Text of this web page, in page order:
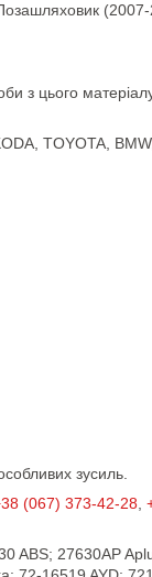
цього матеріалу
TOYOTA,
зусиль.
(067) 373-42-28,
27630AP